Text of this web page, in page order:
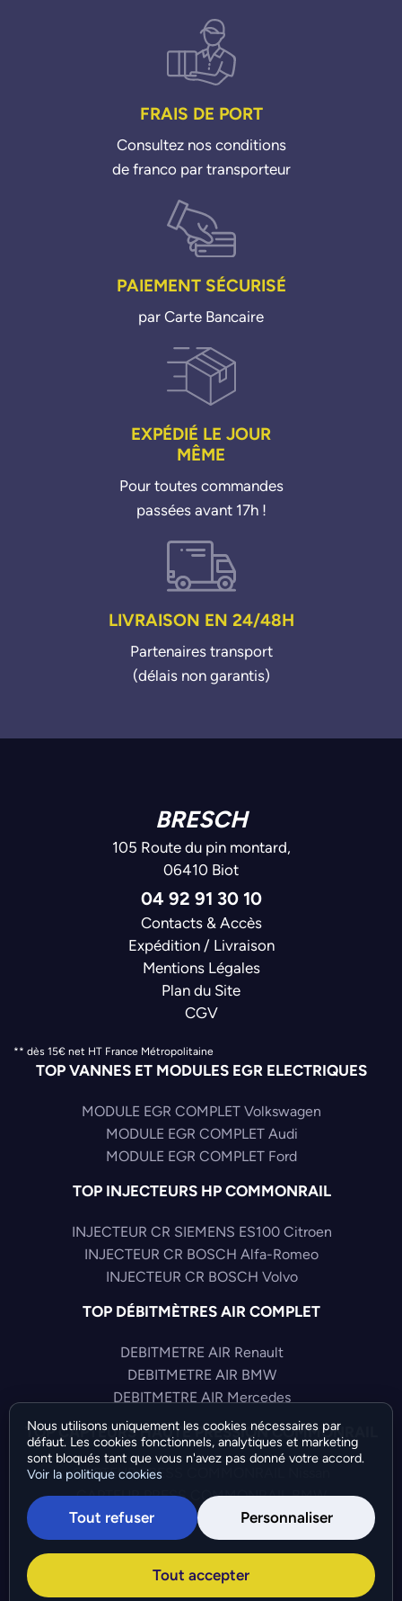
FRAIS DE PORT
Consultez nos conditions
de franco par transporteur
PAIEMENT SÉCURISÉ
par Carte Bancaire
EXPÉDIÉ LE JOUR
MÊME
Pour toutes commandes
passées avant 17h !
LIVRAISON EN 24/48H
Partenaires transport
(délais non garantis)
BRESCH
105 Route du pin montard,
06410 Biot
04 92 91 30 10
Contacts & Accès
Expédition / Livraison
Mentions Légales
Plan du Site
CGV
** dès 15€ net HT France Métropolitaine
TOP VANNES ET MODULES EGR ELECTRIQUES
MODULE EGR COMPLET Volkswagen
MODULE EGR COMPLET Audi
MODULE EGR COMPLET Ford
TOP INJECTEURS HP COMMONRAIL
INJECTEUR CR SIEMENS ES100 Citroen
INJECTEUR CR BOSCH Alfa-Romeo
INJECTEUR CR BOSCH Volvo
TOP DÉBITMÈTRES AIR COMPLET
DEBITMETRE AIR Renault
DEBITMETRE AIR BMW
DEBITMETRE AIR Mercedes
TOP CAPTEURS HAUTE PRESSION COMMONRAIL
CAPTEUR PRESS COMMONRAIL Nissan
CAPTEUR PRESS COMMONRAIL BMW
CAPTEUR PRESS COMMONRAIL Hyundai
©Bresch SAS - Copyright 2026 - Tous droits réservés -
Préférences de cookies-Gérer mes cookies
Nous utilisons uniquement les cookies nécessaires par
défaut. Les cookies fonctionnels, analytiques et marketing
sont bloqués tant que vous n'avez pas donné votre accord.
Voir la politique cookies
Tout refuser Personnaliser
Tout accepter